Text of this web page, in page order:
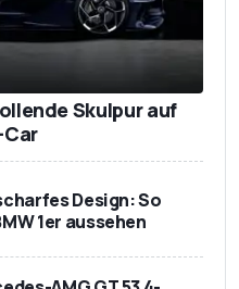
Skulpur auf
Car
Design: So
1er aussehen